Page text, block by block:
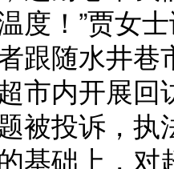
度！”贾女
随水井巷
市内开展
被投诉，
基础上，对